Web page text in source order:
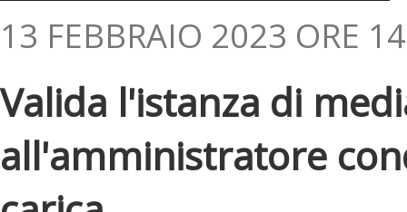
13 FEBBRAIO 2023 ORE
Valida l'istanza di
all'amministratore